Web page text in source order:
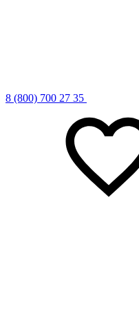
8 (800) 700 27 35